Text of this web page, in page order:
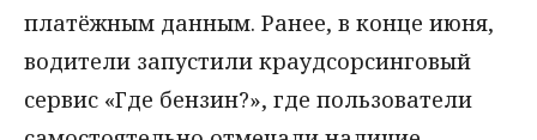
платёжным данным. Ранее, в конце июня,
водители запустили краудсорсинговый
сервис «Где бензин?», где пользователи